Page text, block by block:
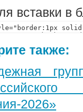
вставки в
также:
2026»